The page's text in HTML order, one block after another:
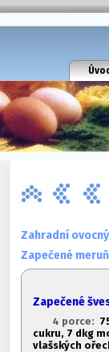
Zahradní
Zapečené
Zapečené
4 porce: 7
cukru, 7 dkg
vlašských